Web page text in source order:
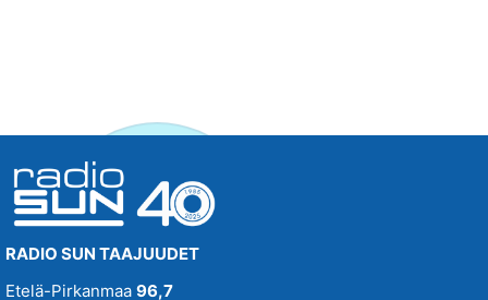
RADIO SUN TAAJUUDET
Etelä-Pirkanmaa 96,7